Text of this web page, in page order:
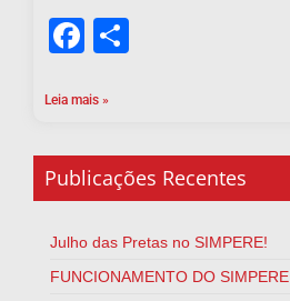
Facebook
Leia mais »
Publicações Recentes
Julho das Pretas no SIMPERE!
FUNCIONAMENTO DO SIMPERE